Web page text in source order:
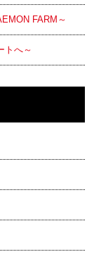
FARM～
トへ～